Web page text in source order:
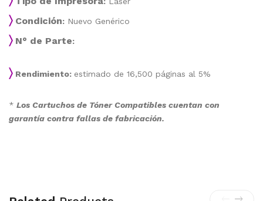
〉 Condición: Nuevo Genérico
〉 N° de Parte:
〉 Rendimiento: estimado de 16,500 páginas al 5%
* Los Cartuchos de Tóner Compatibles cuentan con
garantía contra fallas de fabricación.